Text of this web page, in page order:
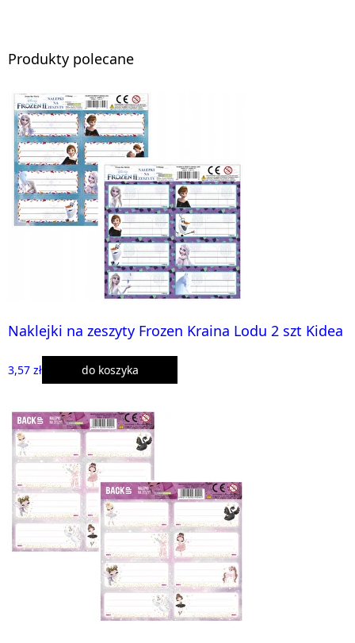
Produkty polecane
Naklejki na zeszyty Frozen Kraina Lodu 2 szt Kidea
3,57 zł do koszyka